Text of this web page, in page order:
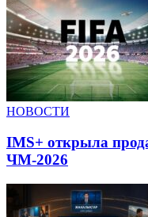
НОВОСТИ
IMS+ открыла
ЧМ-2026